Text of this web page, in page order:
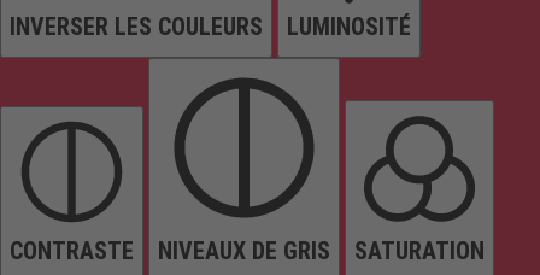
INVERSER LES COULEURS LUMINOSITÉ
CONTRASTE NIVEAUX DE GRIS SATURATION